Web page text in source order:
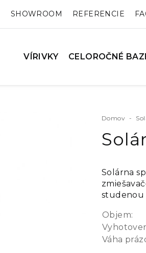
SHOWROOM REFERENCIE
VÍRIVKY CELOROČNÉ
Domov -
Solárna
studenou
Objem:
Váha